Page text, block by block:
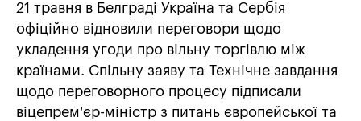
21 травня в Белграді Україна та Сербія
офіційно відновили переговори щодо
укладення угоди про вільну торгівлю між
країнами. Спільну заяву та Технічне завдання
щодо переговорного процесу підписали
віцепрем’єр-міністр з питань європейської та